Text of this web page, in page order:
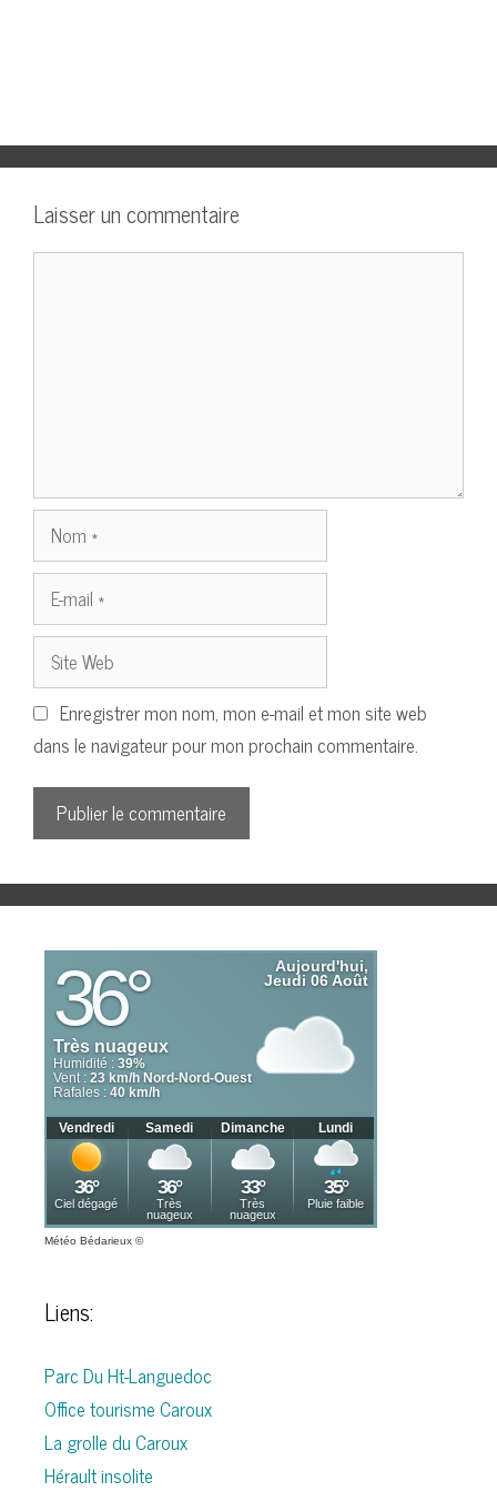
Laisser un commentaire
Commentaire
Nom
E-
mail
Site
Web
Enregistrer mon nom, mon e-mail et mon site web
dans le navigateur pour mon prochain commentaire.
Météo Bédarieux ©
Liens:
Parc Du Ht-Languedoc
Office tourisme Caroux
La grolle du Caroux
Hérault insolite